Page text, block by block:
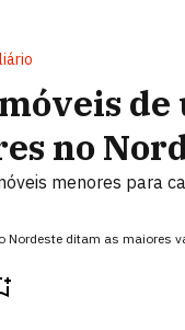
no
menores para
Nordeste ditam as maiores